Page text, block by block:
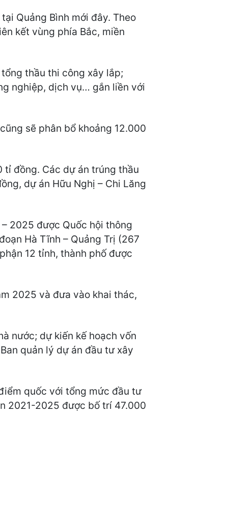
Quảng Bình mới đây. Theo
kết vùng phía Bắc, miền
thầu thi công xây lắp;
nghiệp, dịch vụ… gắn liền với
sẽ phân bổ khoảng 12.000
đồng. Các dự án trúng thầu
dự án Hữu Nghị – Chi Lăng
2025 được Quốc hội thông
Hà Tĩnh – Quảng Trị (267
12 tỉnh, thành phố được
2025 và đưa vào khai thác,
nước; dự kiến kế hoạch vốn
quản lý dự án đầu tư xây
quốc với tổng mức đầu tư
2021-2025 được bố trí 47.000